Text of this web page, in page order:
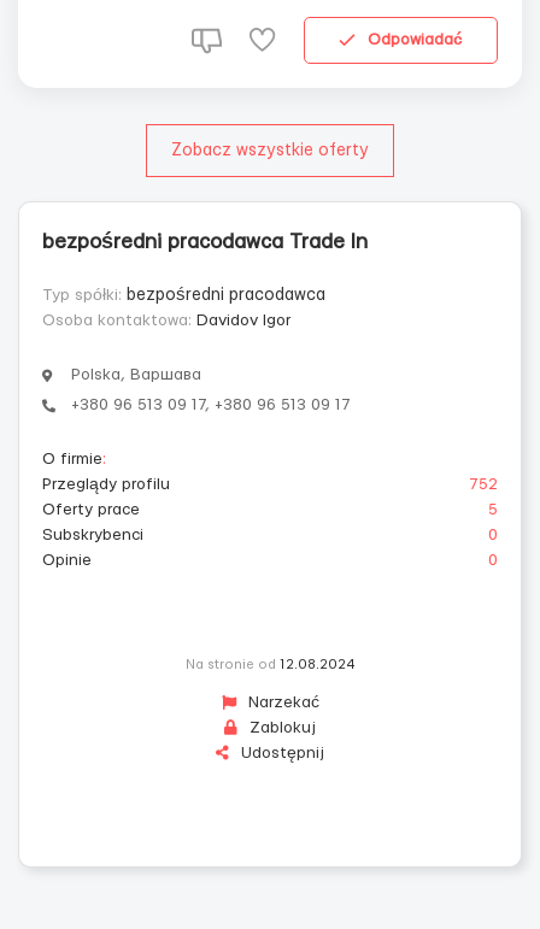
Bezpłatne szkoleni...
Odpowiadać
Zobacz wszystkie oferty
bezpośredni pracodawca Trade In
Typ spółki: bezpośredni pracodawca
Osoba kontaktowa: Davidov Igor
Polska, Варшава
+380 96 513 09 17, +380 96 513 09 17
O firmie:
Przeglądy profilu
752
Oferty prace
5
Subskrybenci
0
Opinie
0
Na stronie od 12.08.2024
Narzekać
Zablokuj
Udostępnij